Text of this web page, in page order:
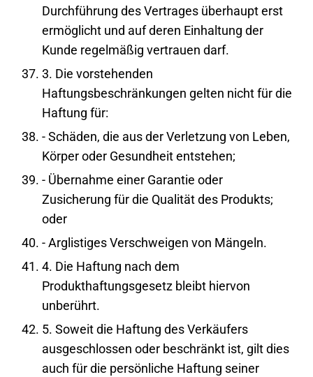
Durchführung des Vertrages überhaupt erst
ermöglicht und auf deren Einhaltung der
Kunde regelmäßig vertrauen darf.
3. Die vorstehenden
Haftungsbeschränkungen gelten nicht für die
Haftung für:
- Schäden, die aus der Verletzung von Leben,
Körper oder Gesundheit entstehen;
- Übernahme einer Garantie oder
Zusicherung für die Qualität des Produkts;
oder
- Arglistiges Verschweigen von Mängeln.
4. Die Haftung nach dem
Produkthaftungsgesetz bleibt hiervon
unberührt.
5. Soweit die Haftung des Verkäufers
ausgeschlossen oder beschränkt ist, gilt dies
auch für die persönliche Haftung seiner